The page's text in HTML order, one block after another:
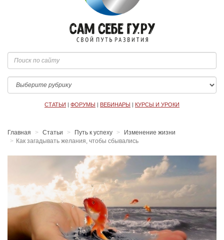
СТАТЬИ | ФОРУМЫ | ВЕБИНАРЫ | КУРСЫ И УРОКИ
Главная Статьи Путь к успеху
Изменение жизни
​Как загадывать желания, чтобы сбывались